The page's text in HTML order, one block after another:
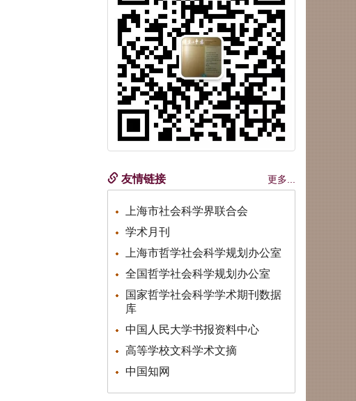
友情链接 更多...
上海市社会科学界联合会
学术月刊
上海市哲学社会科学规划办公室
全国哲学社会科学规划办公室
国家哲学社会科学学术期刊数据
库
中国人民大学书报资料中心
高等学校文科学术文摘
中国知网